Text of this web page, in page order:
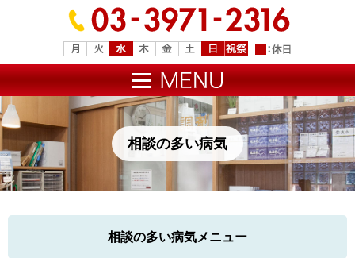
相談の多い病気
相談の多い病気メニュー